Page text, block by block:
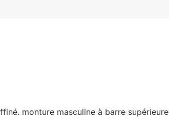
monture masculine à barre supérieure